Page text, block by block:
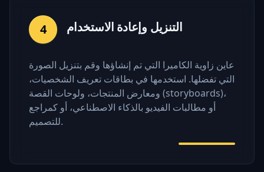
4 التنزيل وإعادة الاستخدام
عاين زاوية الكاميرا التي تم إنشاؤها وقم بتنزيل الصورة
التي تفضلها. استخدمها في بطاقات تعريف الشخصيات،
ومعارض المنتجات، ولوحات القصة (storyboards)،
أو مطالبات الفيديو بالذكاء الاصطناعي، أو كمراجع
للتصميم.